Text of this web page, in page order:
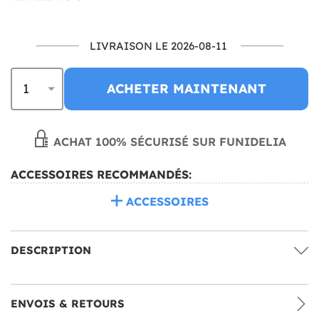
LIVRAISON LE 2026-08-11
ACHETER MAINTENANT
ACHAT 100% SÉCURISÉ SUR FUNIDELIA
ACCESSOIRES RECOMMANDÉS:
ACCESSOIRES
DESCRIPTION
ENVOIS & RETOURS